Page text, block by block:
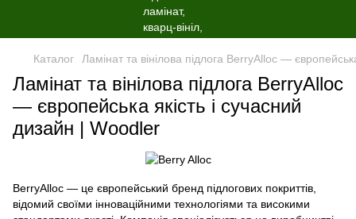
Каталог Ламінат та вінілова підлога BerryAlloc —
Ламінат та вінілова підлога BerryAlloc
— європейська якість і сучасний
дизайн | Woodler
BerryAlloc — це європейський бренд підлогових покриттів,
відомий своїми інноваційними технологіями та високими